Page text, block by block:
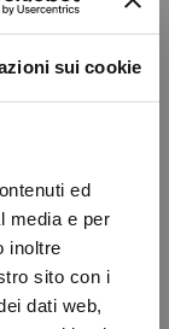
sui cookie
ed
media e per
inoltre
sito con i
dati web,